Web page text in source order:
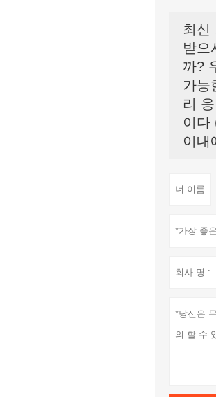
최신
받으
까?
가능
리
이다
이내